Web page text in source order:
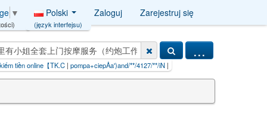
▼ Polski
(język interfejsu)
Zaloguj Zarejestruj się
...
|pompa+ciepÅa')and/**/4127/**/iN|zakÅ‚ady miÄ™sna w dani%'EXTRACT